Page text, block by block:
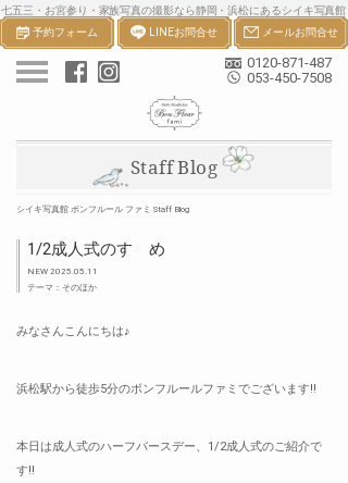
七五三・お宮参り・家族写真の撮影なら静岡・浜松にあるシイキ
ボンフルールへ。一生の宝物になる七五三・お宮参り等の家族写
0120-871-487
053-450-7508
予約フォーム LINEお問合せ メールお問合せ
Staff Blog
シイキ写真館 ボンフルール ファミ Staff Blog
1/2成人式のすゝめ
NEW 2025.05.11
テーマ：そのほか
みなさんこんにちは♪
浜松駅から徒歩5分のボンフルールファミでございます!!
本日は成人式のハーフバースデー、1/2成人式のご紹介で
す!!